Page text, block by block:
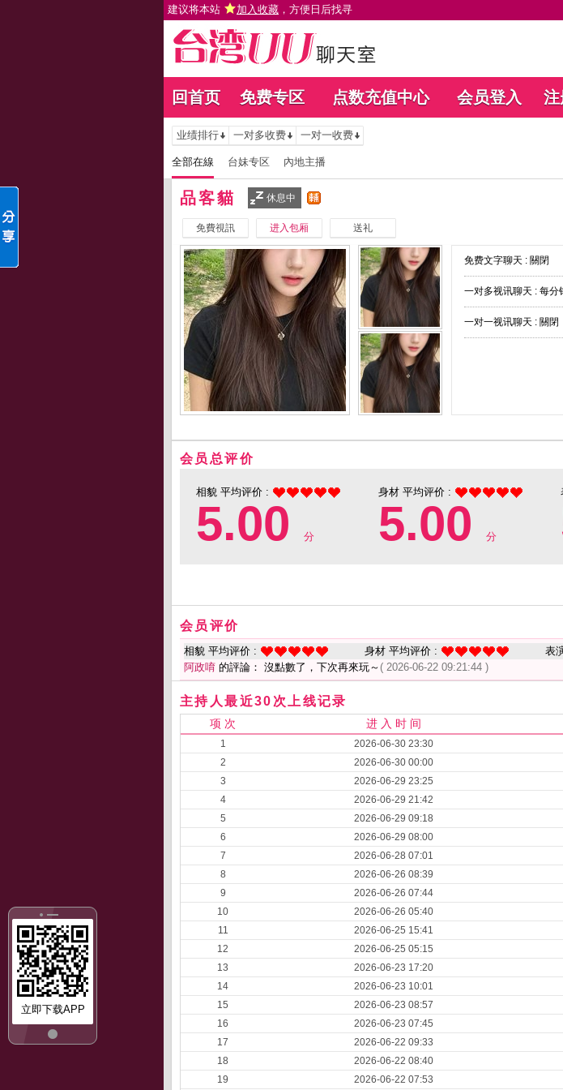
建议将本站 加入收藏 ，方便日后找寻
回首页 免费专区 点数充值中心 会员登入 注
立即下载APP
业绩排行 一对多收费 一对一收费
全部在線 台妹专区 內地主播
品客貓 休息中
免費視訊 进入包厢 送礼
免费文字聊天 : 關閉
一对多视讯聊天 : 每分
一对一视讯聊天 : 關閉
会员总评价
相貌 平均评价 :
5.00 分
身材 平均评价 :
5.00 分
会员评价
相貌 平均评价 : 身材 平均评价 : 表
阿政唷 的評論： 沒點數了，下次再來玩～ ( 2026-06-22 09:21:44 )
主持人最近30次上线记录
项 次 进 入 时 间
1 2026-06-30 23:30
2
2026-06-30 00:00
3
2026-06-29 23:25
4
2026-06-29 21:42
5
2026-06-29 09:18
6
2026-06-29 08:00
7
2026-06-28 07:01
8
2026-06-26 08:39
9
2026-06-26 07:44
10
2026-06-26 05:40
11
2026-06-25 15:41
12
2026-06-25 05:15
13
2026-06-23 17:20
14
2026-06-23 10:01
15
2026-06-23 08:57
16
2026-06-23 07:45
17
2026-06-22 09:33
18
2026-06-22 08:40
19
2026-06-22 07:53